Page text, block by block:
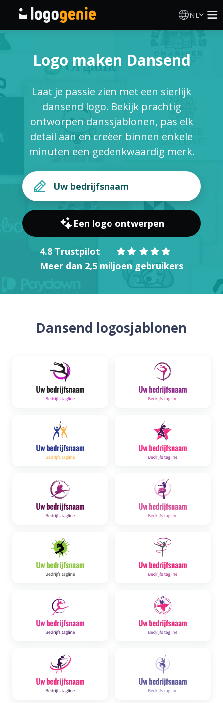
NL
AI logogenerator
Logo-ideeën
Gedrukte producten
Over
Blog
INLOGGEN
Logo maken Dansend
Laat je passie zien met een sierlijk
dansend logo. Bekijk prachtig
ontworpen danssjablonen, pas elk
detail aan en creëer binnen enkele
minuten een gedenkwaardig merk.
Een logo ontwerpen
4.8 Trustpilot
Meer dan 2,5 miljoen gebruikers
Dansend logosjablonen